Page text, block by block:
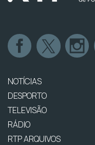
NOTÍCIAS
DESPORTO
TELEVISÃO
RÁDIO
RTP ARQUIVOS